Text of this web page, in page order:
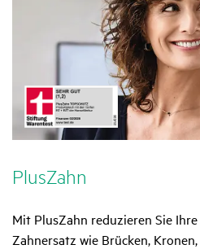
Plus­Zahn
Mit PlusZahn reduzieren Sie
Zahnersatz wie Brücken,